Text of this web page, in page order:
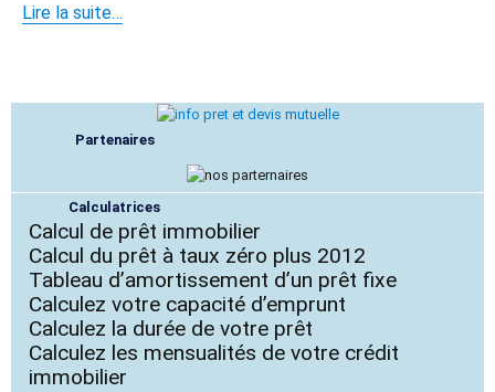
Lire la suite…
Partenaires
Calculatrices
Calcul de prêt immobilier
Calcul du prêt à taux zéro plus 2012
Tableau d’amortissement d’un prêt fixe
Calculez votre capacité d’emprunt
Calculez la durée de votre prêt
Calculez les mensualités de votre crédit
immobilier